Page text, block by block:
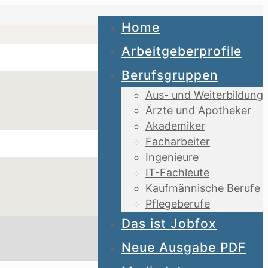
Home
Arbeitgeberprofile
Berufsgruppen
Aus- und Weiterbildung
Ärzte und Apotheker
Akademiker
Facharbeiter
Ingenieure
IT-Fachleute
Kaufmännische Berufe
Pflegeberufe
Das ist Jobfox
Neue Ausgabe PDF